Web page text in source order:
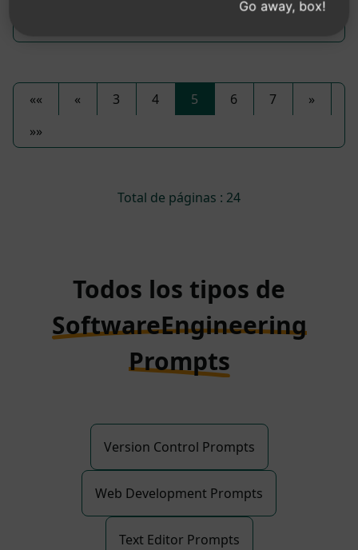
«« « 3 4 5 6 7
»
»»
Total de páginas : 24
Todos los tipos de
SoftwareEngineering
Prompts
Version Control Prompts
Web Development Prompts
Text Editor Prompts
Go away, box!